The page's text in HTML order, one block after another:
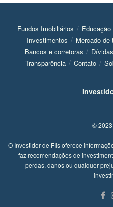
Fundos Imobiliários
Investimentos
Mercado de
Bancos e corretoras
Dívidas
Transparência
Contato
©
O Investidor de FIIs oferece
faz recomendações de
perdas, danos ou qualquer